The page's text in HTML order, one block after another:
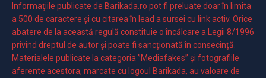
Informaţiile publicate de Barikada.ro pot fi preluate doar în limita
a 500 de caractere şi cu citarea în lead a sursei cu link activ. Orice
abatere de la această regulă constituie o încălcare a Legii 8/1996
privind dreptul de autor și poate fi sancționată în consecință.
Materialele publicate la categoria ”Mediafakes” și fotografiile
aferente acestora, marcate cu logoul Barikada, au valoare de